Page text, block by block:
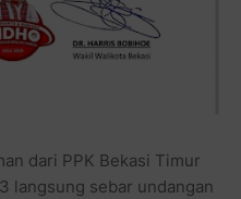
dari PPK Bekasi Timur
langsung sebar undangan